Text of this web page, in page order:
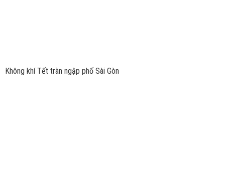
Không khí Tết tràn ngập phố Sài Gòn